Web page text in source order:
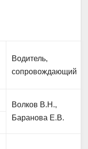
Водитель,
сопровождающий
Волков В.Н.,
Баранова Е.В.